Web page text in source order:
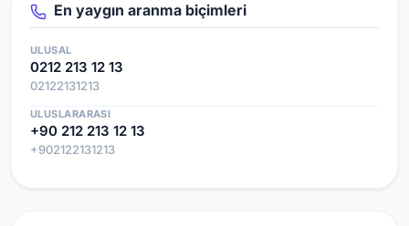
En yaygın aranma biçimleri
ULUSAL
0212 213 12 13
02122131213
ULUSLARARASI
+90 212 213 12 13
+902122131213